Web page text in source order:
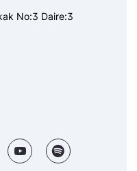
No:3 Daire:3